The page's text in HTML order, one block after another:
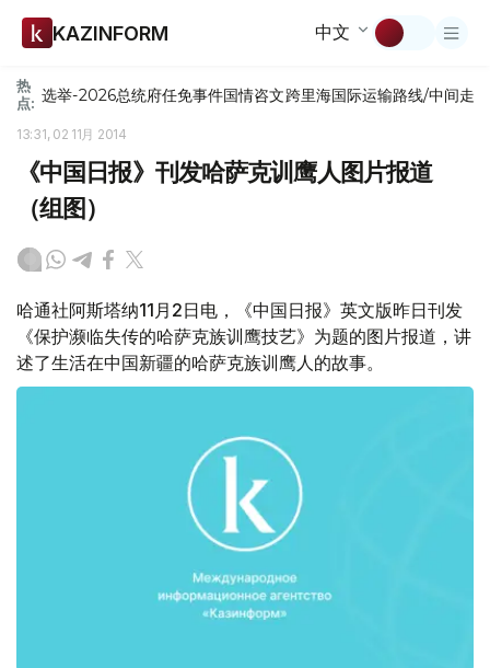
KAZINFORM 中文
热
点: 选举-2026总统府任免事件国情咨文跨里海国际运输路线/中间走廊
13:31, 02 11月 2014
《中国日报》刊发哈萨克训鹰人图片报道
（组图）
哈通社阿斯塔纳11月2日电，《中国日报》英文版昨日刊发
《保护濒临失传的哈萨克族训鹰技艺》为题的图片报道，讲
述了生活在中国新疆的哈萨克族训鹰人的故事。